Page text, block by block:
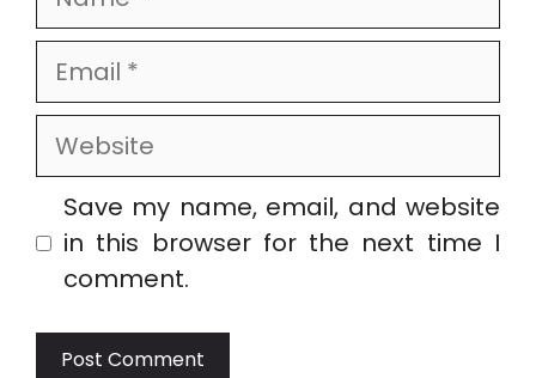
Email
Website
Save my name, email, and website
in this browser for the next time I
comment.